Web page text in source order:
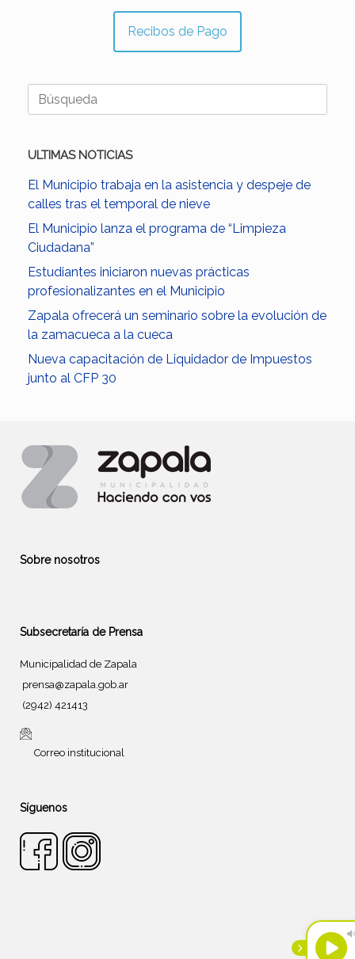
Recibos de Pago
Buscar:
ULTIMAS NOTICIAS
El Municipio trabaja en la asistencia y despeje de
calles tras el temporal de nieve
El Municipio lanza el programa de “Limpieza
Ciudadana”
Estudiantes iniciaron nuevas prácticas
profesionalizantes en el Municipio
Zapala ofrecerá un seminario sobre la evolución de
la zamacueca a la cueca
Nueva capacitación de Liquidador de Impuestos
junto al CFP 30
Sobre nosotros
Subsecretaría de Prensa
Municipalidad de Zapala
prensa@zapala.gob.ar
(2942) 421413
Correo institucional
Síguenos